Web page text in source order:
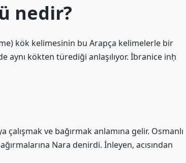
nedir?
kök kelimesinin bu Arapça kelimelerle bir
aynı kökten türediği anlaşılıyor. İbranice inḥ
ve bağırmak anlamına gelir. Osmanlı
Nara denirdi. İnleyen, acısından